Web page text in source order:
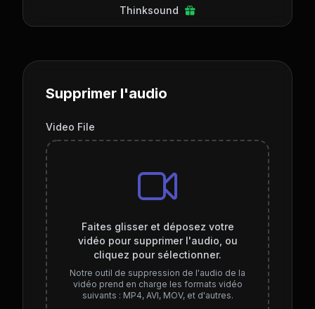
Thinksound
Supprimer l'audio
Video File
Faites glisser et déposez votre
vidéo pour supprimer l'audio, ou
cliquez pour sélectionner.
Notre outil de suppression de l'audio de la
vidéo prend en charge les formats vidéo
suivants : MP4, AVI, MOV, et d'autres.